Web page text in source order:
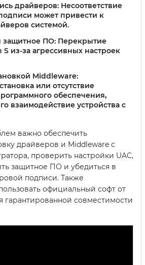
драйверов: Несоответствие
может привести к
системой.
защитное ПО: Перекрытие
S из-за агрессивных настроек
Middleware:
или отсутствие
обеспечения,
взаимодействие устройства с
важно обеспечить
драйверов и Middleware с
проверить настройки UAC,
защитное ПО и убедиться в
подписи. Также
официальный софт от
гарантированной совместимости